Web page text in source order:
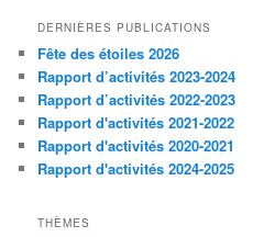
DERNIÈRES PUBLICATIONS
Fête des étoiles 2026
Rapport d’activités 2023-2024
Rapport d’activités 2022-2023
Rapport d'activités 2021-2022
Rapport d'activités 2020-2021
Rapport d'activités 2024-2025
THÈMES